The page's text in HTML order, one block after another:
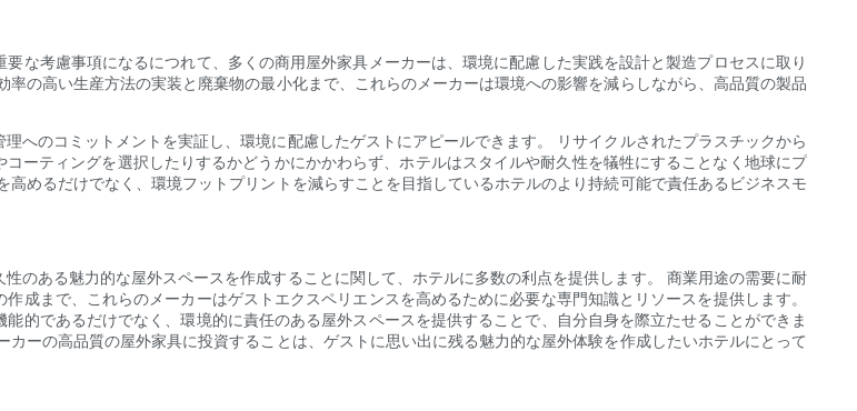
な考慮事項になるにつれて、多くの商用屋外家具メーカーは、環境に配慮した実践を設計と製造プロセスに取り
の高い生産方法の実装と廃棄物の最小化まで、これらのメーカーは環境への影響を減らしながら、高品質の製品
へのコミットメントを実証し、環境に配慮したゲストにアピールできます。 リサイクルされたプラスチックから
ーティングを選択したりするかどうかにかかわらず、ホテルはスタイルや耐久性を犠牲にすることなく地球にプ
めるだけでなく、環境フットプリントを減らすことを目指しているホテルのより持続可能で責任あるビジネスモ
のある魅力的な屋外スペースを作成することに関して、ホテルに多数の利点を提供します。 商業用途の需要に耐
成まで、これらのメーカーはゲストエクスペリエンスを高めるために必要な専門知識とリソースを提供します。
的であるだけでなく、環境的に責任のある屋外スペースを提供することで、自分自身を際立たせることができま
ーの高品質の屋外家具に投資することは、ゲストに思い出に残る魅力的な屋外体験を作成したいホテルにとって